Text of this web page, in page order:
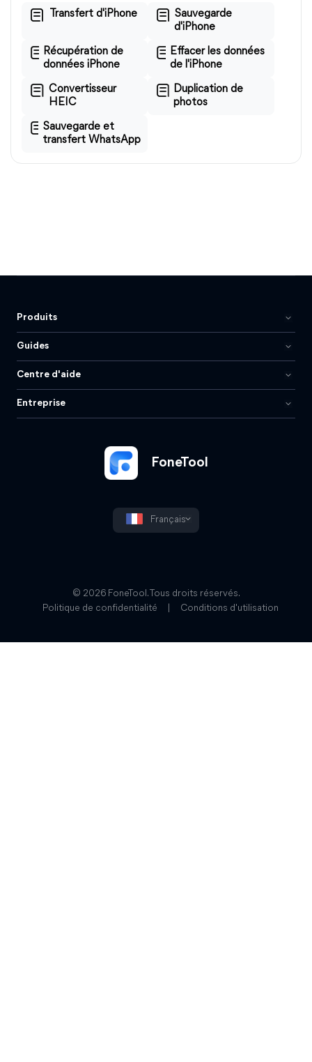
Transfert d'iPhone
Sauvegarde
d'iPhone
Récupération de
données iPhone
Effacer les données
de l'iPhone
Convertisseur
HEIC
Duplication de
photos
Sauvegarde et
transfert WhatsApp
FoneTool
Français
Produits
Guides
Centre d'aide
Entreprise
© 2026 FoneTool. Tous droits réservés.
Politique de confidentialité
Conditions d'utilisation